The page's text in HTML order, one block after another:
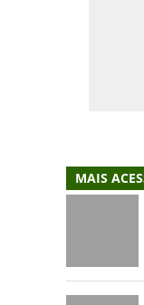
MAIS